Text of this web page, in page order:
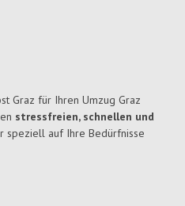
Graz für Ihren Umzug Graz
stressfreien, schnellen und
speziell auf Ihre Bedürfnisse